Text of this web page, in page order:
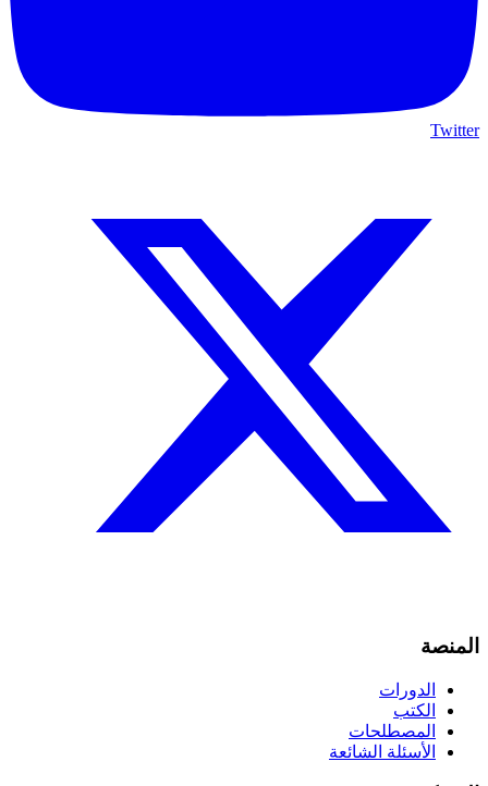
Twitter
المنصة
الدورات
الكتب
المصطلحات
الأسئلة الشائعة